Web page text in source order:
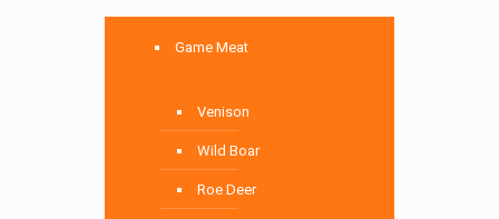
Game Meat
Venison
Wild Boar
Roe Deer